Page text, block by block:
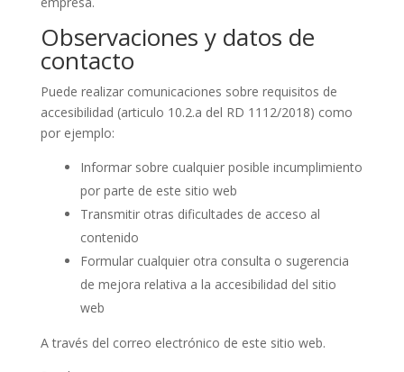
Observaciones y datos de
contacto
Puede realizar comunicaciones sobre requisitos de
accesibilidad (articulo 10.2.a del RD 1112/2018) como
por ejemplo:
Informar sobre cualquier posible incumplimiento
por parte de este sitio web
Transmitir otras dificultades de acceso al
contenido
Formular cualquier otra consulta o sugerencia
de mejora relativa a la accesibilidad del sitio
web
A través del correo electrónico de este sitio web.